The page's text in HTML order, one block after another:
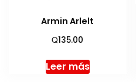
Armin Arlelt
Q135.00
Leer más